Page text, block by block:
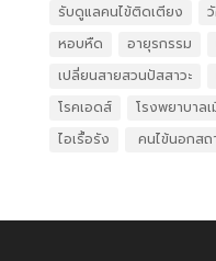
รับดูแลคนไข้ติดเตียง
หอบหืด
อายุรกรรม
เปลี่ยนสายสวนปัสสาวะ
โรคเอดส์
โรงพยาบาล
ไอเรื้อรัง
คนไข้นอกส